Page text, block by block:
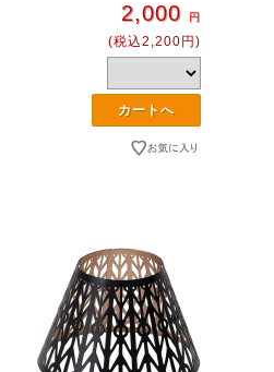
2,000 円
(税込2,200円)